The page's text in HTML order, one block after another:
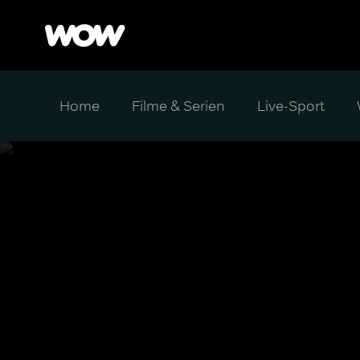
Home Filme & Serien Live-Sport